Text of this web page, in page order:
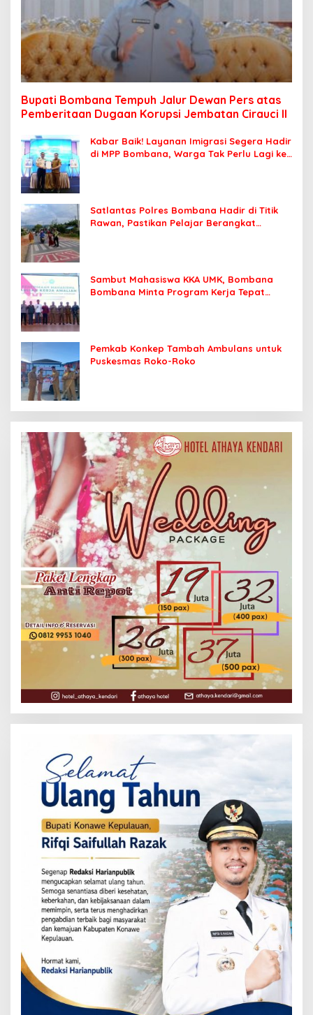
Bupati Bombana Tempuh Jalur Dewan Pers atas
Pemberitaan Dugaan Korupsi Jembatan Cirauci II
Kabar Baik! Layanan Imigrasi Segera Hadir
di MPP Bombana, Warga Tak Perlu Lagi ke
Satlantas Polres Bombana Hadir di Titik
Rawan, Pastikan Pelajar Berangkat
Sambut Mahasiswa KKA UMK, Bombana
Bombana Minta Program Kerja Tepat
Pemkab Konkep Tambah Ambulans untuk
Puskesmas Roko-Roko